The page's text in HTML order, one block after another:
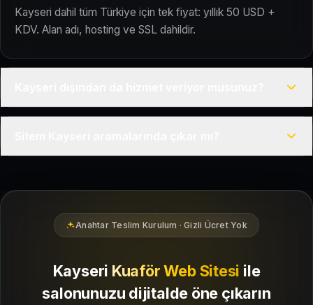
Kayseri dahil tüm Türkiye için tek fiyat: yıllık 50 USD +
KDV. Alan adı, hosting ve SSL dahildir.
Kayseri bölgesindeki yerel müşterilerin sizi bulmasına
Anahtar Teslim Kurulum · Gizli Ücret Yok
Kayseri Kuaför Web Sitesi ile
salonunuzu dijitalde öne çıkarın